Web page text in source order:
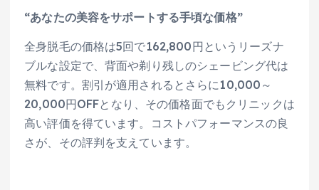
“あなたの美容をサポートする手頃な価格”
全身脱毛の価格は5回で162,800円というリーズナ
ブルな設定で、背面や剃り残しのシェービング代は
無料です。割引が適用されるとさらに10,000～
20,000円OFFとなり、その価格面でもクリニックは
高い評価を得ています。コストパフォーマンスの良
さが、その評判を支えています。